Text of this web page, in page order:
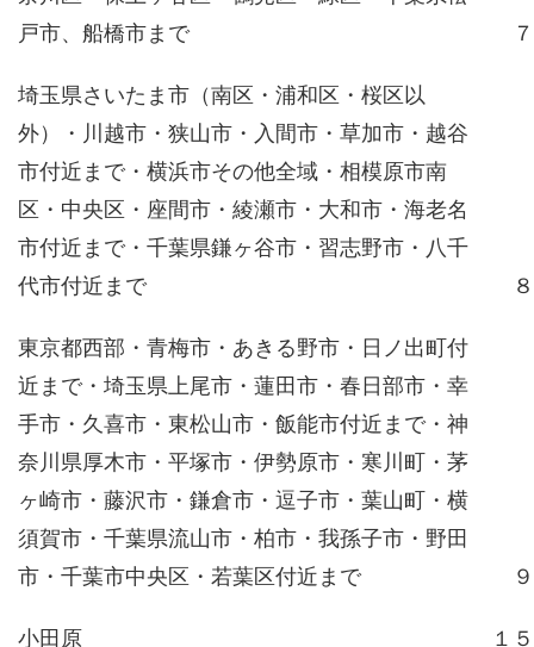
戸市、船橋市まで
埼玉県さいたま市（南区・浦和区・桜区以
外）・川越市・狭山市・入間市・草加市・越谷
市付近まで・横浜市その他全域・相模原市南
区・中央区・座間市・綾瀬市・大和市・海老名
市付近まで・千葉県鎌ヶ谷市・習志野市・八千
代市付近まで
東京都西部・青梅市・あきる野市・日ノ出町付
近まで・埼玉県上尾市・蓮田市・春日部市・幸
手市・久喜市・東松山市・飯能市付近まで・神
奈川県厚木市・平塚市・伊勢原市・寒川町・茅
ヶ崎市・藤沢市・鎌倉市・逗子市・葉山町・横
須賀市・千葉県流山市・柏市・我孫子市・野田
市・千葉市中央区・若葉区付近まで
小田原 １